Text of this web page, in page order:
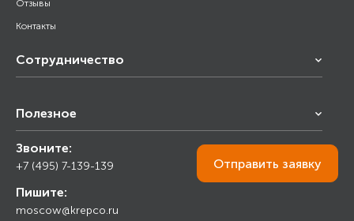
Отзывы
Контакты
Сотрудничество
Снабжение строительства
Торговым организациям
Полезное
Калькулятор
Прайс лист
Ответы на вопросы
Блог
Звоните:
+7 (495) 7-139-139
Пишите:
moscow@krepco.ru
Отправить заявку